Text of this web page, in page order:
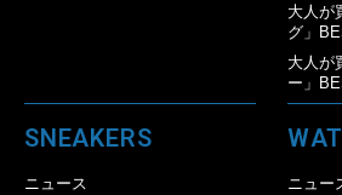
大人が
グ」
大人が
ー」
SNEAKERS
ニュース
ニュー